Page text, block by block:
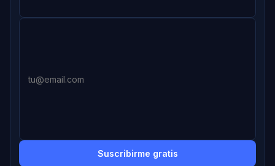
Suscribirme gratis